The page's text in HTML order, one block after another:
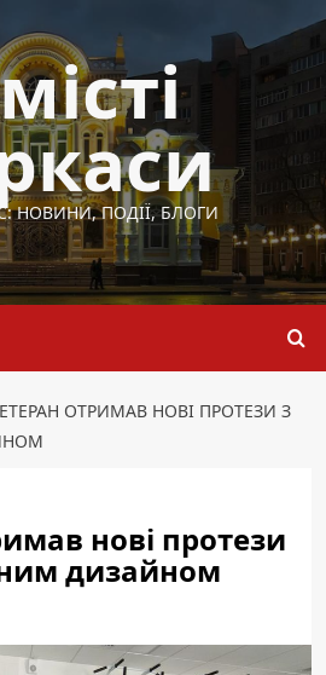
НОВИНИ, ПОДІЇ, БЛОГИ
ОТРИМАВ НОВІ ПРОТЕЗИ З
нові протези
дизайном